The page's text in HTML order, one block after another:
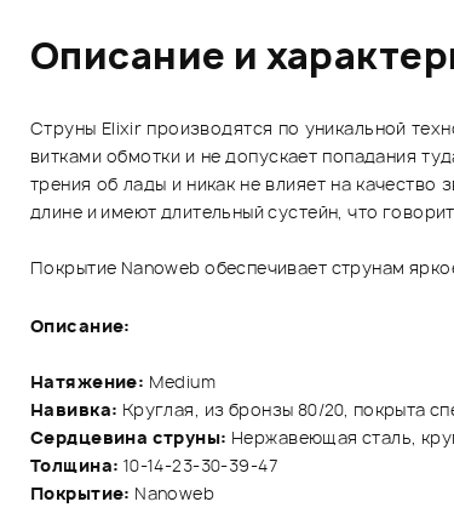
Описание и
Струны Elixir производятся по уникальной
витками обмотки и не допускает попадания
трения об лады и никак не влияет на
длине и имеют длительный сустейн, что
Покрытие Nanoweb обеспечивает струнам
Описание:
Натяжение: Medium
Навивка: Круглая, из бронзы 80/20, покрыта
Сердцевина струны: Нержавеющая сталь,
Толщина: 10-14-23-30-39-47
Покрытие: Nanoweb